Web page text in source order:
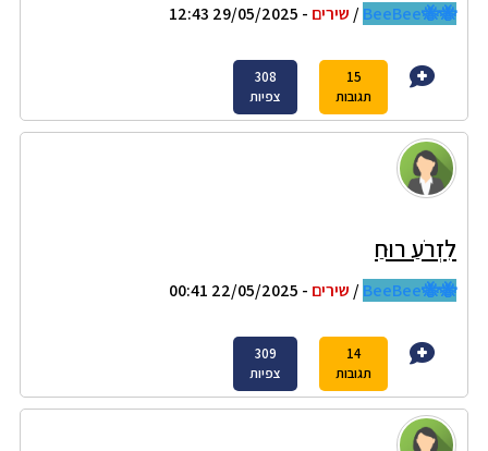
🐝🐝BeeBee
/ שירים - 29/05/2025 12:43
15
תגובות
308
צפיות
לִזְרֹעַ רוּחַ
🐝🐝BeeBee
/ שירים - 22/05/2025 00:41
14
תגובות
309
צפיות